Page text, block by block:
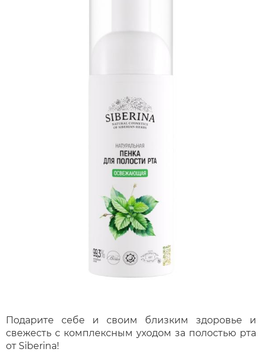
Подарите себе и своим близким здоровье и
свежесть с комплексным уходом за полостью рта
от Siberina!